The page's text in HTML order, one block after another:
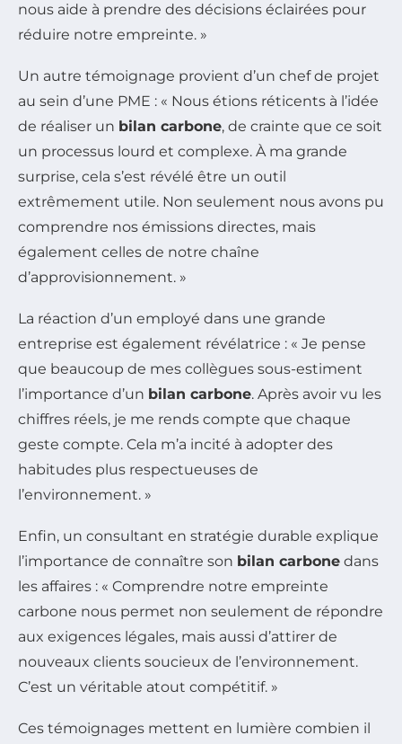
nous aide à prendre des décisions éclairées pour
réduire notre empreinte. »
Un autre témoignage provient d’un chef de projet
au sein d’une PME : « Nous étions réticents à l’idée
de réaliser un bilan carbone, de crainte que ce soit
un processus lourd et complexe. À ma grande
surprise, cela s’est révélé être un outil
extrêmement utile. Non seulement nous avons pu
comprendre nos émissions directes, mais
également celles de notre chaîne
d’approvisionnement. »
La réaction d’un employé dans une grande
entreprise est également révélatrice : « Je pense
que beaucoup de mes collègues sous-estiment
l’importance d’un bilan carbone. Après avoir vu les
chiffres réels, je me rends compte que chaque
geste compte. Cela m’a incité à adopter des
habitudes plus respectueuses de
l’environnement. »
Enfin, un consultant en stratégie durable explique
l’importance de connaître son bilan carbone dans
les affaires : « Comprendre notre empreinte
carbone nous permet non seulement de répondre
aux exigences légales, mais aussi d’attirer de
nouveaux clients soucieux de l’environnement.
C’est un véritable atout compétitif. »
Ces témoignages mettent en lumière combien il